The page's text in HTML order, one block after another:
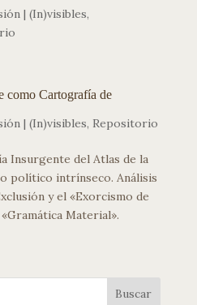
| (In)visibles,
como Cartografía de
| (In)visibles, Repositorio
Insurgente del Atlas de la
político intrínseco. Análisis
y el «Exorcismo de
Material».
Buscar